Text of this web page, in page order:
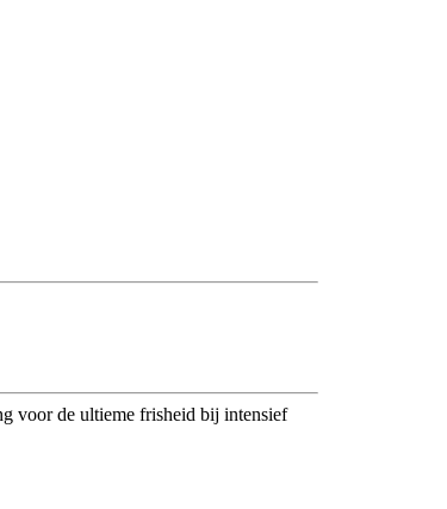
voor de ultieme frisheid bij intensief